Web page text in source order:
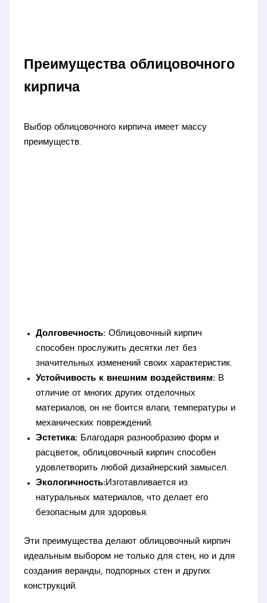
Преимущества облицовочного
кирпича
Выбор облицовочного кирпича имеет массу
преимуществ.
Долговечность: Облицовочный кирпич
способен прослужить десятки лет без
значительных изменений своих характеристик.
Устойчивость к внешним воздействиям: В
отличие от многих других отделочных
материалов, он не боится влаги, температуры и
механических повреждений.
Эстетика: Благодаря разнообразию форм и
расцветок, облицовочный кирпич способен
удовлетворить любой дизайнерский замысел.
Экологичность:Изготавливается из
натуральных материалов, что делает его
безопасным для здоровья.
Эти преимущества делают облицовочный кирпич
идеальным выбором не только для стен, но и для
создания веранды, подпорных стен и других
конструкций.